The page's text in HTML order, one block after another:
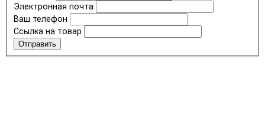
Электронная почта
Ваш телефон
Ссылка на товар
Отправить